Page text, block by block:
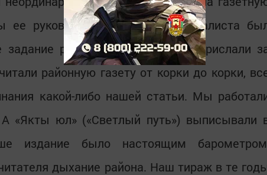
ее руководства авторитет журналиста
руководители хозяйств прислали
районную газету от корки до корки,
какой-либо нашей статьи. Мы
А «Якты юл» («Светлый путь») выписывали
издание было настоящим
дыхание района. Наш тираж в те